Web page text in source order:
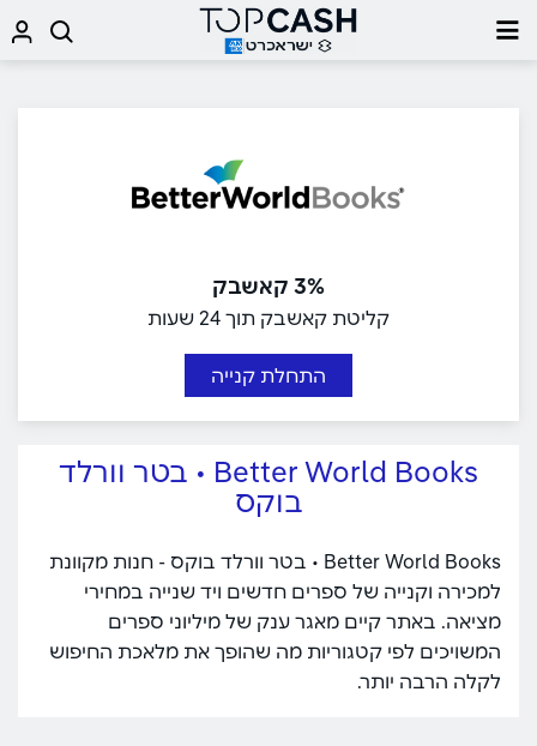
3% קאשבק
קליטת קאשבק תוך 24 שעות
התחלת קנייה
Better World Books • בטר וורלד
בוקס
Better World Books • בטר וורלד בוקס - חנות מקוונת
למכירה וקנייה של ספרים חדשים ויד שנייה במחירי
מציאה. באתר קיים מאגר ענק של מיליוני ספרים
המשויכים לפי קטגוריות מה שהופך את מלאכת החיפוש
לקלה הרבה יותר.